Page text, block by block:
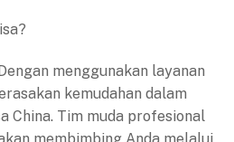
menggunakan layanan
kemudahan dalam
China. Tim muda profesional